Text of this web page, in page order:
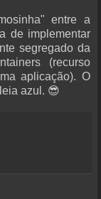
entre a
de implementar
segregado da
(recurso
aplicação). O
azul. 😎